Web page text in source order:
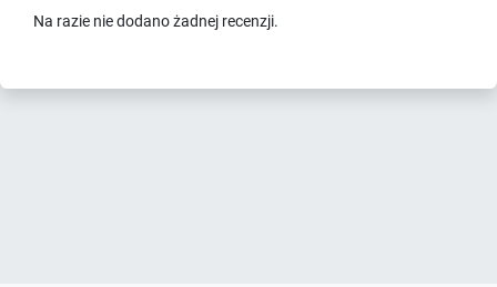
Na razie nie dodano żadnej recenzji.